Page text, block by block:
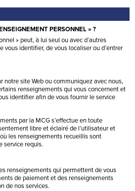
PERSONNEL » ?
» peut, à lui seul ou avec d’autres
vous identifier, de vous localiser ou d’entrer
notre site Web ou communiquez avec nous,
renseignements qui vous concernent et
identifier afin de vous fournir le service
par la MCG s’effectue en toute
libre et éclairé de l’utilisateur et
les renseignements recueillis sont
service requis.
renseignements qui permettent de vous
de paiement et des renseignements
de nos services.